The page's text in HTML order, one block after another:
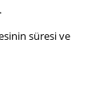
süresi ve